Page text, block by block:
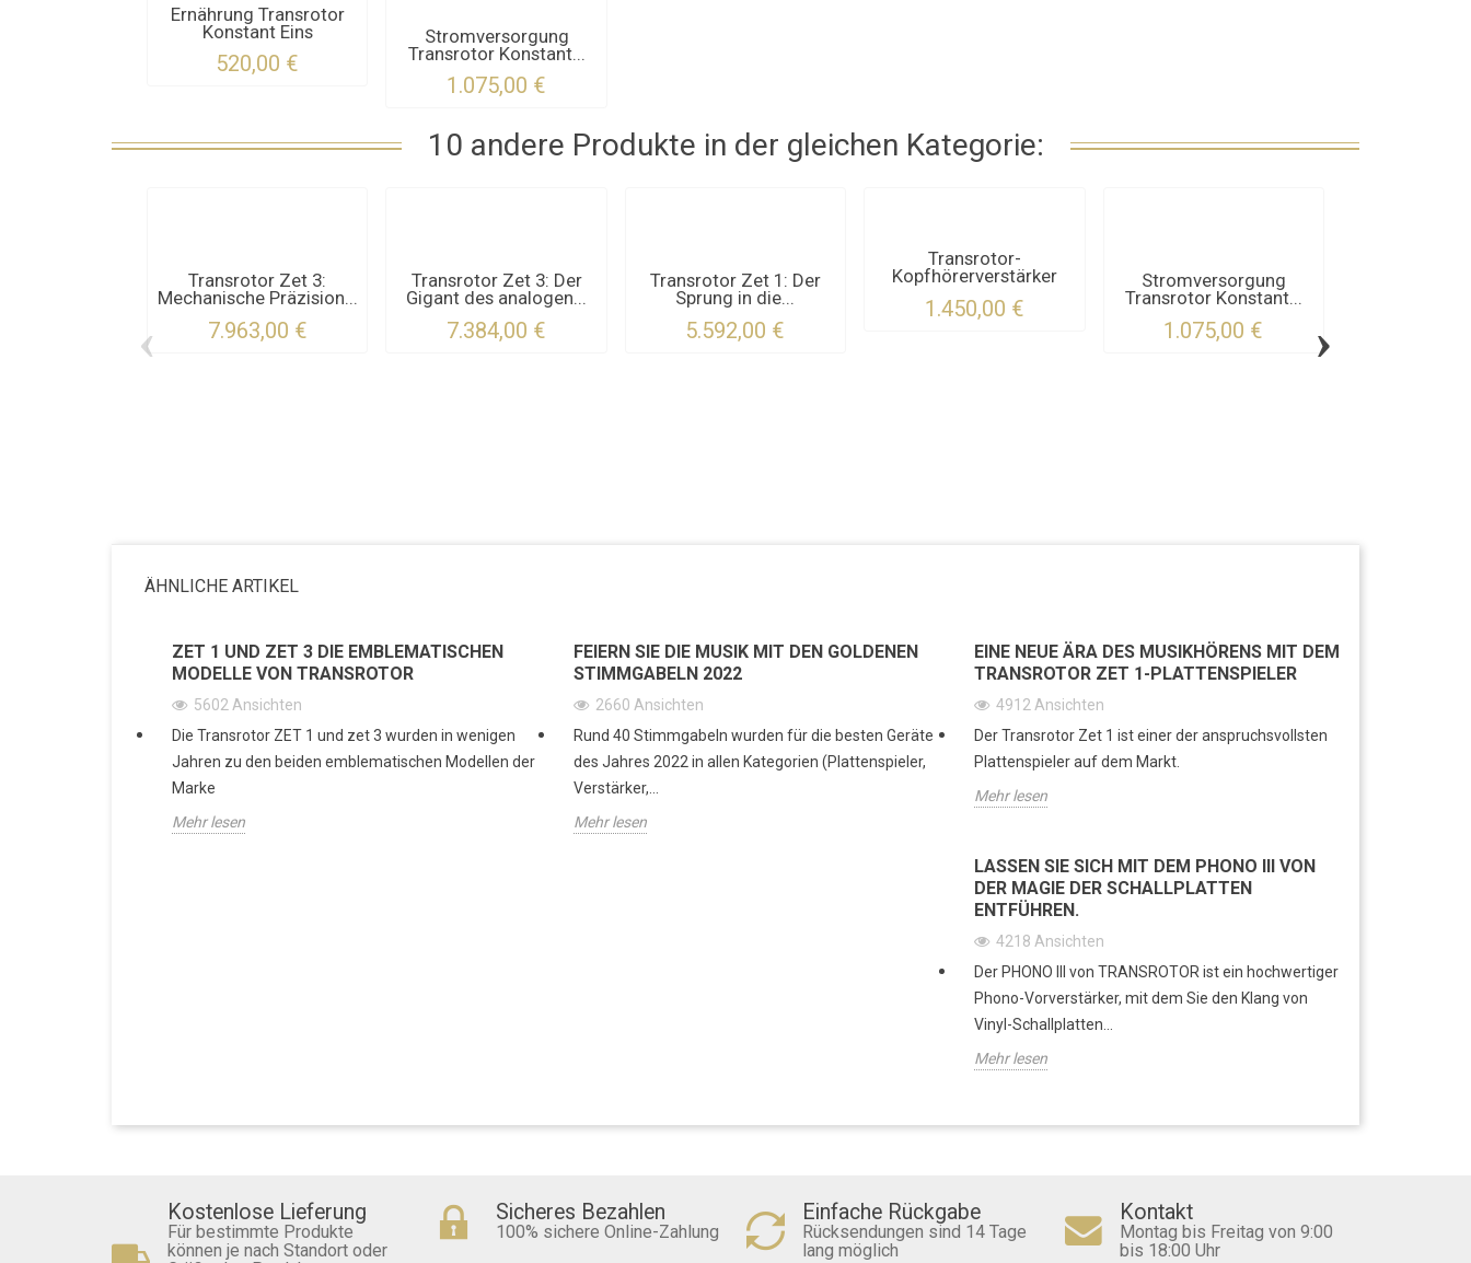
Ernährung Transrotor
Konstant Eins
520,00 €
Stromversorgung
Transrotor Konstant...
1.075,00 €
10 andere Produkte in der gleichen Kategorie:
Transrotor Zet 3:
Mechanische Präzision...
7.963,00 €
Transrotor Zet 3: Der
Gigant des analogen...
7.384,00 €
Transrotor Zet 1: Der
Sprung in die...
5.592,00 €
Transrotor-
Kopfhörerverstärker
1.450,00 €
Stromversorgung
Transrotor Konstant...
1.075,00 €
‹ ›
ÄHNLICHE ARTIKEL
ZET 1 UND ZET 3 DIE EMBLEMATISCHEN
MODELLE VON TRANSROTOR
5602 Ansichten
Die Transrotor ZET 1 und zet 3 wurden in wenigen
Jahren zu den beiden emblematischen Modellen der
Marke
Mehr lesen
FEIERN SIE DIE MUSIK MIT DEN GOLDENEN
STIMMGABELN 2022
2660 Ansichten
Rund 40 Stimmgabeln wurden für die besten Geräte
des Jahres 2022 in allen Kategorien (Plattenspieler,
Verstärker,...
Mehr lesen
EINE NEUE ÄRA DES MUSIKHÖRENS MIT DEM
TRANSROTOR ZET 1-PLATTENSPIELER
4912 Ansichten
Der Transrotor Zet 1 ist einer der anspruchsvollsten
Plattenspieler auf dem Markt.
Mehr lesen
LASSEN SIE SICH MIT DEM PHONO III VON
DER MAGIE DER SCHALLPLATTEN
ENTFÜHREN.
4218 Ansichten
Der PHONO III von TRANSROTOR ist ein hochwertiger
Phono-Vorverstärker, mit dem Sie den Klang von
Vinyl-Schallplatten...
Mehr lesen
Kostenlose Lieferung
Für bestimmte Produkte
können je nach Standort oder
Sicheres Bezahlen
100% sichere Online-Zahlung
Einfache Rückgabe
Rücksendungen sind 14 Tage
lang möglich
Kontakt
Montag bis Freitag von 9:00
bis 18:00 Uhr